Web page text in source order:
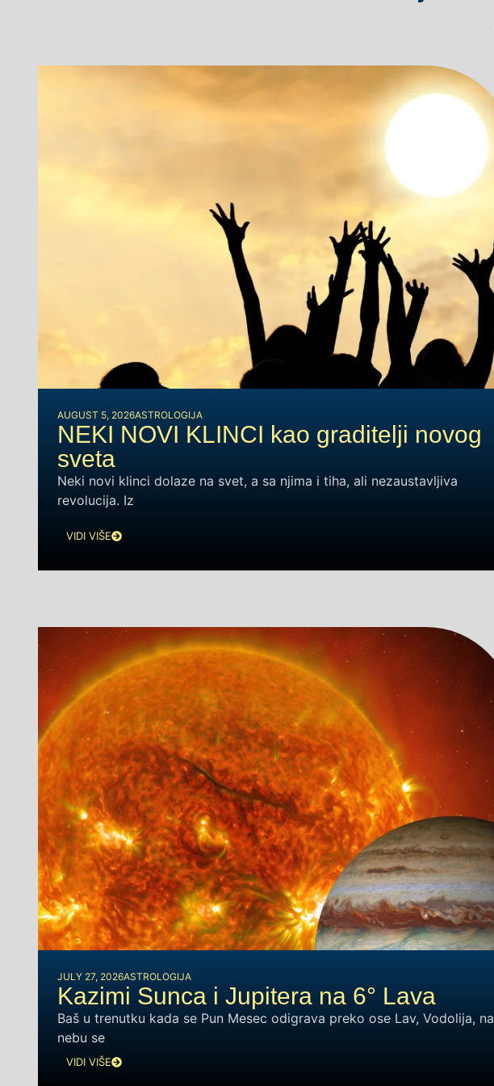
AUGUST 5, 2026ASTROLOGIJA
NEKI NOVI KLINCI kao graditelji novog
sveta
Neki novi klinci dolaze na svet, a sa njima i tiha, ali nezaustavljiva
revolucija. Iz
VIDI VIŠE
JULY 27, 2026ASTROLOGIJA
Kazimi Sunca i Jupitera na 6° Lava
Baš u trenutku kada se Pun Mesec odigrava preko ose Lav, Vodolija, na
nebu se
VIDI VIŠE